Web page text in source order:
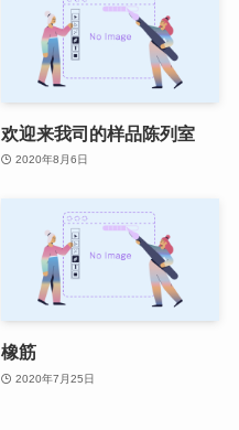
欢迎来我司的样品陈列室
2020年8月6日
橡筋
2020年7月25日